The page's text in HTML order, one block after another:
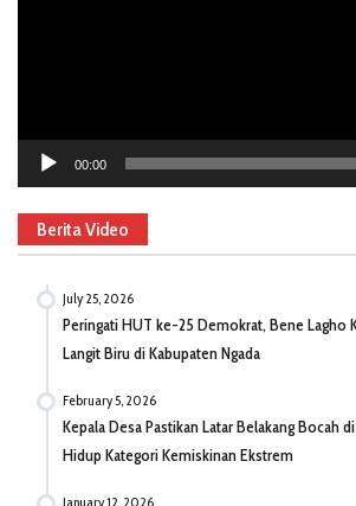
00:00
Berita Video
July 25, 2026
Peringati HUT ke-25 Demokrat, Bene Lagho
Langit Biru di Kabupaten Ngada
February 5, 2026
Kepala Desa Pastikan Latar Belakang Bocah
Hidup Kategori Kemiskinan Ekstrem
January 12, 2026